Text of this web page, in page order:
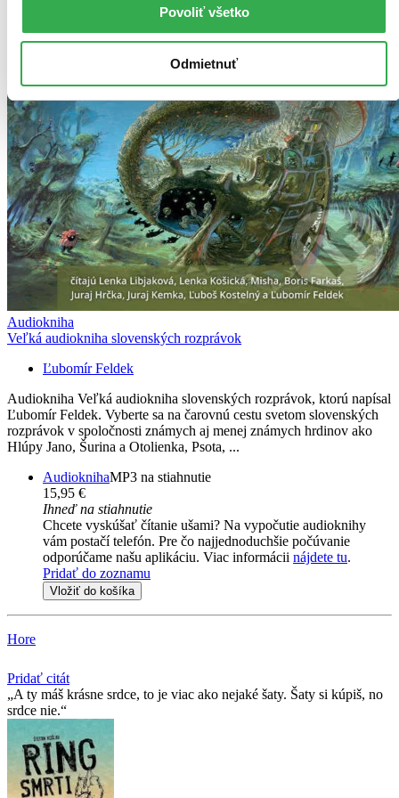
Povoliť všetko
Odmietnuť
Audiokniha
Veľká audiokniha slovenských rozprávok
Ľubomír Feldek
Audiokniha Veľká audiokniha slovenských rozprávok, ktorú napísal
Ľubomír Feldek. Vyberte sa na čarovnú cestu svetom slovenských
rozprávok v spoločnosti známych aj menej známych hrdinov ako
Hlúpy Jano, Šurina a Otolienka, Psota, ...
AudioknihaMP3 na stiahnutie
15,95 €
Ihneď na stiahnutie
Chcete vyskúšať čítanie ušami? Na vypočutie audioknihy
vám postačí telefón. Pre čo najjednoduchšie počúvanie
odporúčame našu aplikáciu. Viac informácii nájdete tu.
Pridať do zoznamu
Vložiť do košíka
Hore
Pridať citát
A ty máš krásne srdce, to je viac ako nejaké šaty. Šaty si kúpiš, no
srdce nie.